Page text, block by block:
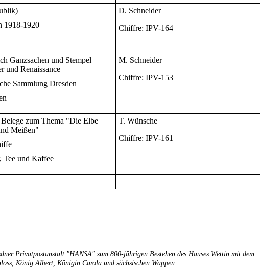
1918-1920
D. Schneider
Chiffre: IPV-164
Ganzsachen und Stempel
und Renaissance
Sammlung Dresden
M. Schneider
Chiffre: IPV-153
zum Thema "Die Elbe
Meißen"
Tee und Kaffee
T. Wünsche
Chiffre: IPV-161
Privatpostanstalt "HANSA" zum 800-jährigen Bestehen des Hauses Wettin mit dem
König Albert, Königin Carola und sächsischen Wappen